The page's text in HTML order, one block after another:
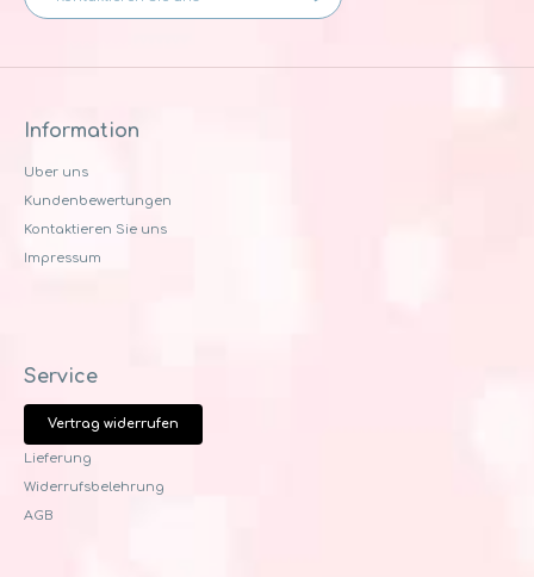
Information
Uber uns
Kundenbewertungen
Kontaktieren Sie uns
Impressum
Service
Vertrag widerrufen
Lieferung
Widerrufsbelehrung
AGB